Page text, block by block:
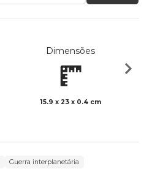
Dimensões
15.9 x 23 x 0.4 cm
Guerra interplanetária